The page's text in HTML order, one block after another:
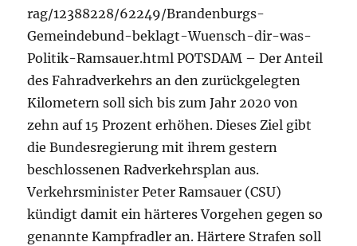
rag/12388228/62249/Brandenburgs-
Gemeindebund-beklagt-Wuensch-dir-was-
Politik-Ramsauer.html POTSDAM – Der Anteil
des Fahradverkehrs an den zurückgelegten
Kilometern soll sich bis zum Jahr 2020 von
zehn auf 15 Prozent erhöhen. Dieses Ziel gibt
die Bundesregierung mit ihrem gestern
beschlossenen Radverkehrsplan aus.
Verkehrsminister Peter Ramsauer (CSU)
kündigt damit ein härteres Vorgehen gegen so
genannte Kampfradler an. Härtere Strafen soll